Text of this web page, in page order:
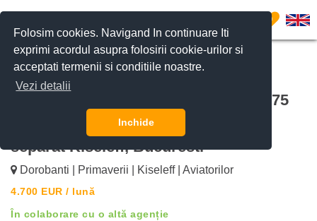
Folosim cookies. Navigand In continuare Iti
exprimi acordul asupra folosirii cookie-urilor si
acceptati termenii si conditiile noastre.
Vezi detalii
Inchide
0
De inchiriat Apartament 6 camere, 275
mp, 4 dormitoare en-suite și birou
separat Kiseleff, Bucuresti
Dorobanti | Primaverii | Kiseleff | Aviatorilor
4.700 EUR / lună
În colaborare cu o altă agenție
CERE DETALII SUNĂ-NE